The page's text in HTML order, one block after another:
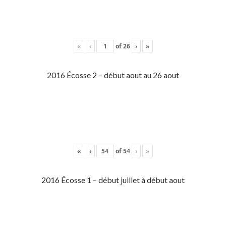
« ‹ of26 › »
2016 Écosse 2 – début aout au 26 aout
« ‹ of54 › »
2016 Écosse 1 – début juillet à début aout